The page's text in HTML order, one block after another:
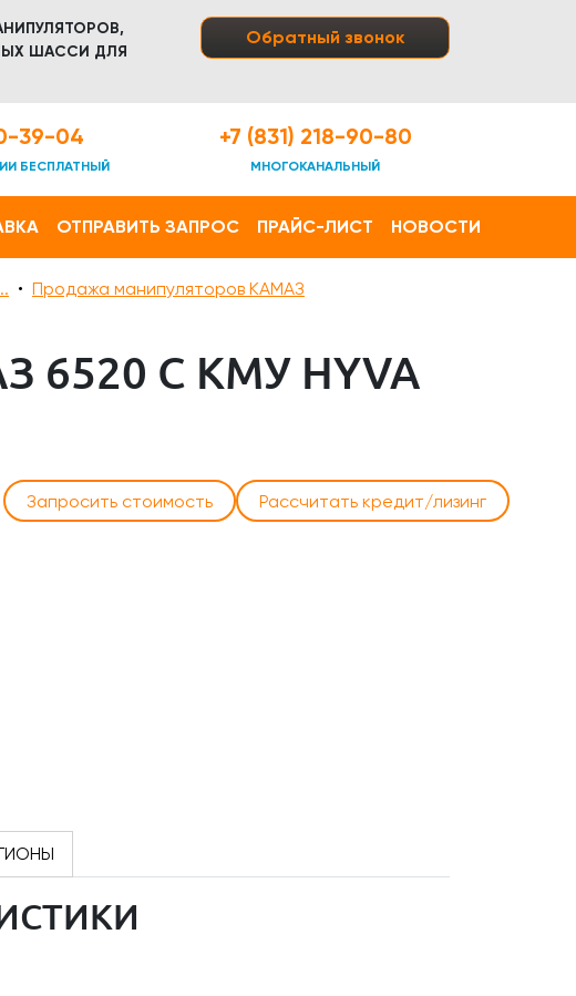
ШАССИ ДЛЯ
Обратный звонок
39-04
БЕСПЛАТНЫЙ
+7 (831) 218-90-80
МНОГОКАНАЛЬНЫЙ
ОТПРАВИТЬ ЗАПРОС ПРАЙС-ЛИСТ НОВОСТИ
Продажа манипуляторов КАМАЗ
С КМУ HYVA
Запросить стоимость Рассчитать кредит/лизинг